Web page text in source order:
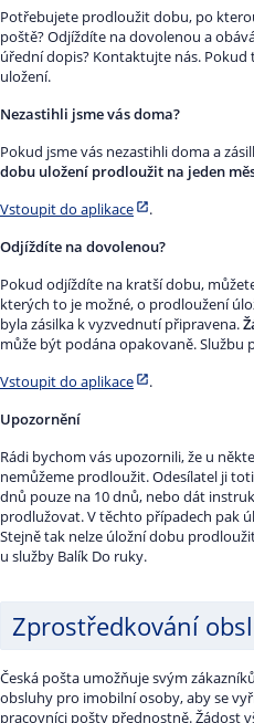
Potřebujete prodloužit dobu, po
poště? Odjíždíte na dovolenou a
úřední dopis? Kontaktujte nás.
uložení.
Nezastihli jsme vás doma?
Pokud jsme vás nezastihli doma a
dobu uložení prodloužit na jeden
Vstoupit do aplikace
.
Odjíždíte na dovolenou?
Pokud odjíždíte na kratší dobu,
kterých to je možné, o prodloužení
byla zásilka k vyzvednutí připravena.
může být podána opakovaně. Službu
Vstoupit do aplikace
.
Upozornění
Rádi bychom vás upozornili, že u
nemůžeme prodloužit. Odesílatel ji
dnů pouze na 10 dnů, nebo dát
prodlužovat. V těchto případech pak
Stejně tak nelze úložní dobu
u služby Balík Do ruky.
Zprostředkování
Česká pošta umožňuje svým
obsluhy pro imobilní osoby, aby se
pracovníci pošty přednostně. Žádost